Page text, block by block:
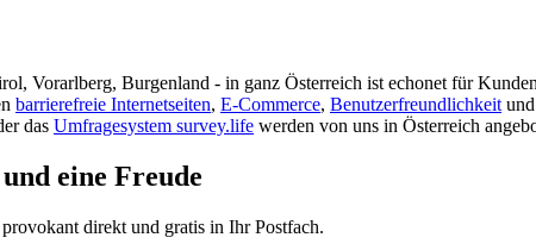
Vorarlberg, Burgenland - in ganz Österreich ist echonet für
barrierefreie Internetseiten, E-Commerce, Benutzerfreundlichkeit und
das Umfragesystem survey.life werden von uns in Österreich
eine Freude
direkt und gratis in Ihr Postfach.